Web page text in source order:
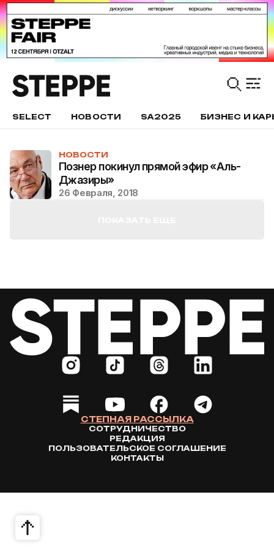
SELECT НОВОСТИ SA2025 БИЗНЕС И
НОВОСТИ
Познер покинул прямой эфир «Аль-
Джазиры»
26 Февраля, 2018
СТЕПНАЯ РАССЫЛКА
СОТРУДНИЧЕСТВО
РЕДАКЦИЯ
ПОЛЬЗОВАТЕЛЬСКОЕ СОГЛАШЕНИЕ
КОНТАКТЫ